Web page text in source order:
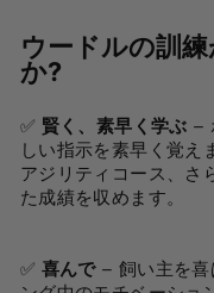
ウードルの訓
か?
✅ 賢く、素早く学ぶ –
しい指示を素早く覚え
アジリティコース、さ
た成績を収めます。
✅ 喜んで– 飼い主を喜